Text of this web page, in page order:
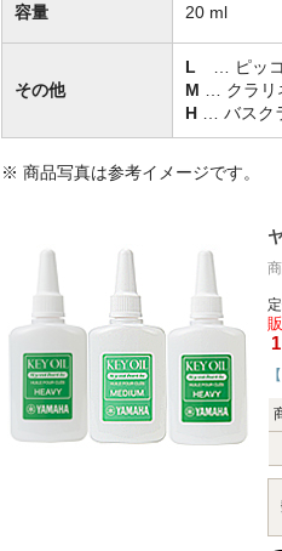
容量 20 ml
その他
L … ピッコ
M … クラリ
H … バスク
※ 商品写真は参考イメージです。